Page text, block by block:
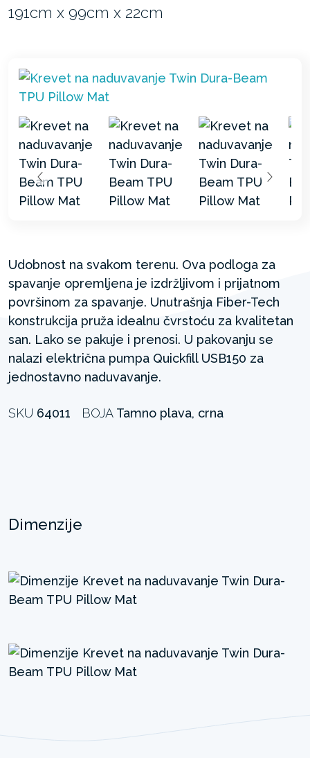
191cm x 99cm x 22cm
Udobnost na svakom terenu. Ova podloga za
spavanje opremljena je izdržljivom i prijatnom
površinom za spavanje. Unutrašnja Fiber-Tech
konstrukcija pruža idealnu čvrstoću za kvalitetan
san. Lako se pakuje i prenosi. U pakovanju se
nalazi električna pumpa Quickfill USB150 za
jednostavno naduvavanje.
SKU 64011 BOJA Tamno plava, crna
Dimenzije